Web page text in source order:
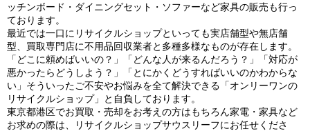
ッチンボード・ダイニングセット・ソファーなど家具の販売も行っ
ております。
最近では一口にリサイクルショップといっても実店舗型や無店舗
型、買取専門店に不用品回収業者と多種多様なものが存在します。
「どこに頼めばいいの？」「どんな人が来るんだろう？」「対応が
悪かったらどうしよう？」「とにかくどうすればいいのかわからな
い」そういったご不安やお悩みを全て解決できる「オンリーワンの
リサイクルショップ」と自負しております。
東京都港区でお買取・売却をお考えの方はもちろん家電・家具など
お求めの際は、リサイクルショップサウスリーフにお任せくださ